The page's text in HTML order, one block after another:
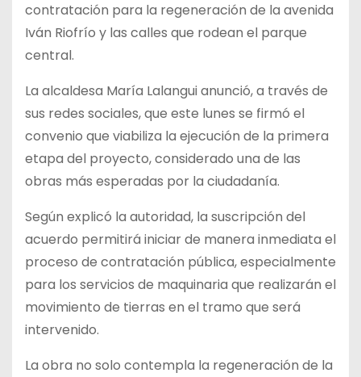
contratación para la regeneración de la avenida
Iván Riofrío y las calles que rodean el parque
central.
La alcaldesa María Lalangui anunció, a través de
sus redes sociales, que este lunes se firmó el
convenio que viabiliza la ejecución de la primera
etapa del proyecto, considerado una de las
obras más esperadas por la ciudadanía.
Según explicó la autoridad, la suscripción del
acuerdo permitirá iniciar de manera inmediata el
proceso de contratación pública, especialmente
para los servicios de maquinaria que realizarán el
movimiento de tierras en el tramo que será
intervenido.
La obra no solo contempla la regeneración de la